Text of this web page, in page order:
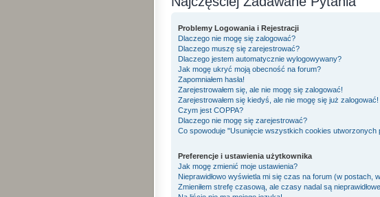
Problemy Logowania i Rejestracji
Dlaczego nie mogę się zalogować?
Dlaczego muszę się zarejestrować?
Dlaczego jestem automatycznie wylogowywany?
Jak mogę ukryć moją obecność na forum?
Zapomniałem hasła!
Zarejestrowałem się, ale nie mogę się zalogować!
Zarejestrowałem się kiedyś, ale nie mogę się już zalogować!
Czym jest COPPA?
Dlaczego nie mogę się zarejestrować?
Co spowoduje "Usunięcie wszystkich cookies utworzonych
Preferencje i ustawienia użytkownika
Jak mogę zmienić moje ustawienia?
Nieprawidłowo wyświetla mi się czas na forum (w postach,
Zmieniłem strefę czasową, ale czasy nadal są